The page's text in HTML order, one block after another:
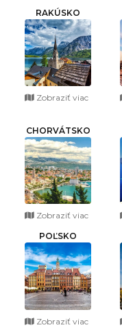
RAKÚSKO
Zobraziť viac
CHORVÁTSKO
Zobraziť viac
POĽSKO
Zobraziť viac